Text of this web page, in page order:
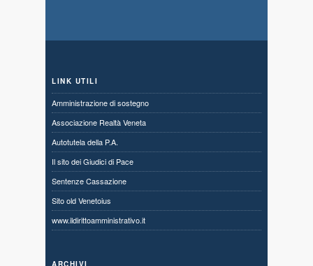
LINK UTILI
Amministrazione di sostegno
Associazione Realtà Veneta
Autotutela della P.A.
Il sito dei Giudici di Pace
Sentenze Cassazione
Sito old Venetoius
www.ildirittoamministrativo.it